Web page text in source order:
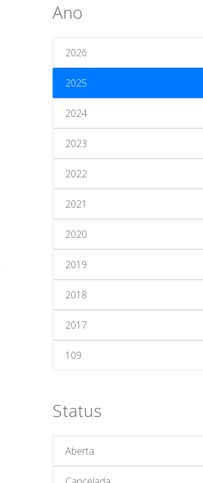
Ano
2026
2025
2024
2023
2022
2021
2020
2019
2018
2017
109
Status
Aberta